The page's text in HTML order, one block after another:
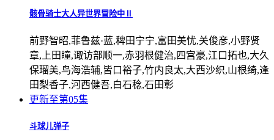
骸骨骑士大人异世界冒险中Ⅱ
前野智昭,菲鲁兹·蓝,稗田宁宁,富田美忧,关俊彦,小野贤
章,上田瞳,诹访部顺一,赤羽根健治,四宫豪,江口拓也,大久
保瑠美,鸟海浩辅,皆口裕子,竹内良太,大西沙织,山根绮,逢
田梨香子,河西健吾,白石稔,石田彰
更新至第05集
斗球儿弹子